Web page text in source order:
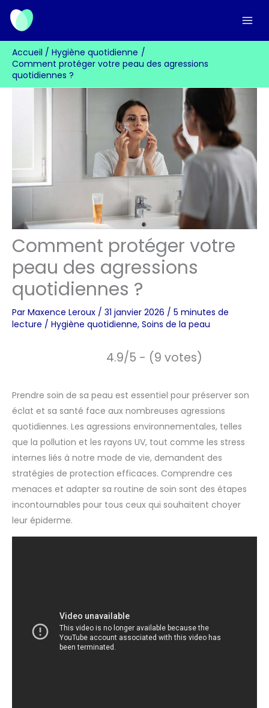
Aller
contenu
Accueil
Hygiène quotidienne
Comment protéger votre peau des agressions
quotidiennes ?
Comment protéger votre
peau des agressions
quotidiennes ?
Par Maxence Leroux / 31 janvier 2026 / 5 minutes de
lecture / Hygiène quotidienne, Soins de la peau
4.9/5 - (9 votes)
Prendre soin de sa peau est essentiel pour préserver son
éclat et sa santé face aux nombreuses agressions
quotidiennes. Les agressions environnementales, telles
que la pollution et les rayons UV, tout comme les stress
internes liés à notre mode de vie, demandent des
stratégies de protection efficaces. Comprendre ces
menaces et adapter sa routine de soin sont des étapes
incontournables pour tous ceux qui souhaitent choyer
leur épiderme.